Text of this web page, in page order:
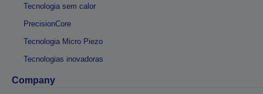
Tecnologia sem calor
PrecisionCore
Tecnologia Micro Piezo
Tecnologias inovadoras
Company